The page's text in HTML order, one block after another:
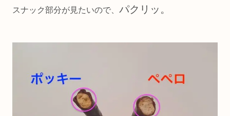
スナック部分が見たいので、 パクリッ。